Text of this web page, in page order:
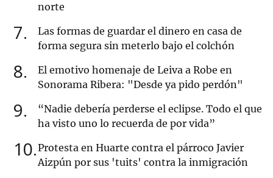
norte
7
Las formas de guardar el dinero en casa de
forma segura sin meterlo bajo el colchón
8
El emotivo homenaje de Leiva a Robe en
Sonorama Ribera: "Desde ya pido perdón"
9
“Nadie debería perderse el eclipse. Todo el que
ha visto uno lo recuerda de por vida”
10 Protesta en Huarte contra el párroco Javier
Aizpún por sus 'tuits' contra la inmigración